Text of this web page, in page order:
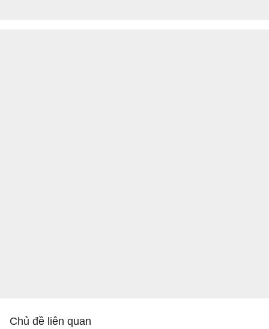
Chủ đề liên quan